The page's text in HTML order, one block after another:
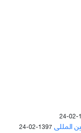
المللی 1397-02-24